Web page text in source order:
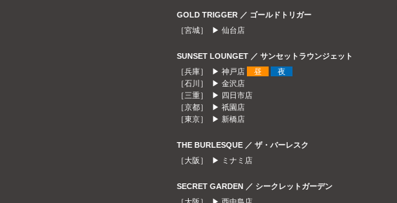
GOLD TRIGGER ／ ゴールドトリガー
［宮城］ ▶ 仙台店
SUNSET LOUNGET ／ サンセットラウンジェット
［兵庫］ ▶ 神戸店 昼
夜
［石川］ ▶ 金沢店
［三重］ ▶ 四日市店
［京都］ ▶ 祇園店
［東京］ ▶ 新橋店
THE BURLESQUE ／ ザ・バーレスク
［大阪］ ▶
ミナミ店
SECRET GARDEN ／ シークレットガーデン